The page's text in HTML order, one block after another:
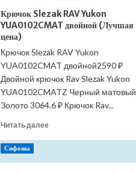
цена)
унитаза
Grohe
Ceramic
39330002
микролифт
цена)
Крючок Slezak RAV Yukon
YUA0102CMAT двойной (Лучшая
цена)
Крючок Slezak RAV Yukon
YUA0102CMAT двойной2590 ₽
Двойной крючок Rav Slezak Yukon
YUA0102CMATZ Черный матовый
Золото 3064.6 ₽ Крючок Rav...
Читать далееПрочитать
Сифоны